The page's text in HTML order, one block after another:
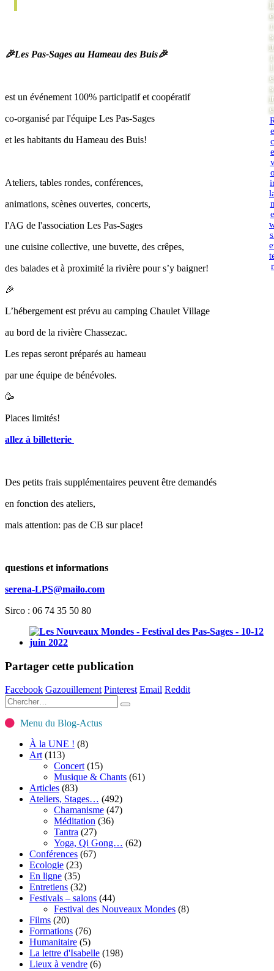
🎉Les Pas-Sages au Hameau des Buis🎉
est un événement 100% participatif et coopératif
co-organisé par l'équipe Les Pas-Sages
et les habitants du Hameau des Buis!
Ateliers, tables rondes, conférences,
animations, scènes ouvertes, concerts,
l'AG de l'association Les Pas-Sages
une cuisine collective, une buvette, des crêpes,
des balades et à proximité la rivière pour s’y baigner!
🎉
L’hébergement est prévu au camping Chaulet Village
au bord de la rivière Chassezac.
Les repas seront préparés au hameau
par une équipe de bénévoles.
🥳
Places limités!
allez à billetterie
Des petits frais supplémentaires peuvent être demandés
en fonction des ateliers,
mais attention: pas de CB sur place!
questions et informations
serena-LPS@mailo.com
Sirco : 06 74 35 50 80
Partager cette publication
Facebook Gazouillement Pinterest Email Reddit
li
e
r
s
u
r
e
s
it
e
e
c
e
e
r
Menu du Blog-Actus
À la UNE ! (8)
Art (113)
Concert (15)
Musique & Chants (61)
Articles (83)
Ateliers, Stages… (492)
Chamanisme (47)
Méditation (36)
Tantra (27)
Yoga, Qi Gong… (62)
Conférences (67)
Ecologie (23)
En ligne (35)
Entretiens (32)
Festivals – salons (44)
Festival des Nouveaux Mondes (8)
Films (20)
Formations (76)
Humanitaire (5)
La lettre d'Isabelle (198)
Lieux à vendre (6)